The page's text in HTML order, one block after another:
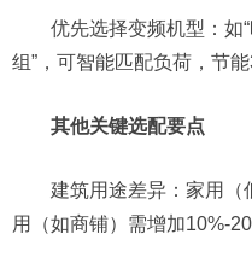
优先选择变频机型：如
组”，可智能匹配负荷，节能
其他关键选配要点
建筑用途差异：家用（
用（如商铺）需增加10%-